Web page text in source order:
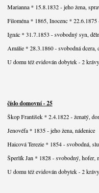
Marianna * 15.8.1832 - jeho žena,
Filoména * 1865, Inocenc * 22.6.1875
Ignác * 31.7.1853 - svobodný syn,
Amálie * 28.3.1860 - svobodná dcera,
U domu též evidován dobytek - 2
číslo domovní - 25
Škop František * 2.4.1822 - ženatý,
Jenovéfa * 1835 - jeho žena, nádenice
Haicová Terezie * 1854 - svobodná,
Šperlík Jan * 1828 - svobodný, hofer,
U domu též evidován dobytek - 2